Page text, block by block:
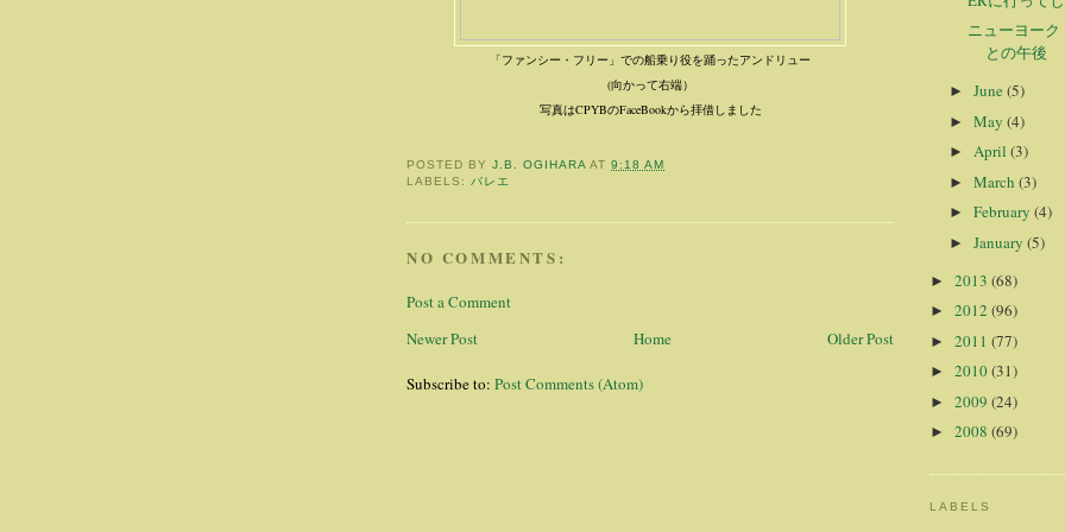
「ファンシー・フリー」での船乗り役を踊ったアンドリュー
(向かって右端）
写真はCPYBのFaceBookから拝借しました
POSTED BYJ.B. OGIHARA AT9:18 AM
LABELS: バレエ
NO COMMENTS:
Post a Comment
Newer Post
Older Post
Home
Subscribe to: Post Comments (Atom)
ニューヨー
との午後
► June(5)
► May (4)
► April (3)
► March (3)
► February (4)
► January (5)
► 2013 (68)
► 2012 (96)
► 2011 (77)
► 2010(31)
► 2009 (24)
► 2008 (69)
LABELS